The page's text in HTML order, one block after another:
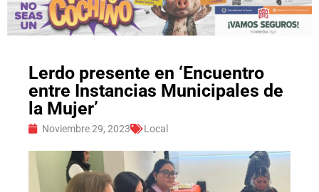
Lerdo presente en ‘Encuentro
entre Instancias Municipales de
la Mujer’
Noviembre 29, 2023 Local